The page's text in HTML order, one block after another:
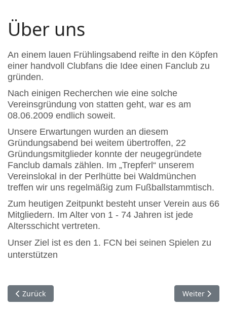
Über uns
An einem lauen Frühlingsabend reifte in den Köpfen
einer handvoll Clubfans die Idee einen Fanclub zu
gründen.
Nach einigen Recherchen wie eine solche
Vereinsgründung von statten geht, war es am
08.06.2009 endlich soweit.
Unsere Erwartungen wurden an diesem
Gründungsabend bei weitem übertroffen, 22
Gründungsmitglieder konnte der neugegründete
Fanclub damals zählen. Im „Trepferl“ unserem
Vereinslokal in der Perlhütte bei Waldmünchen
treffen wir uns regelmäßig zum Fußballstammtisch.
Zum heutigen Zeitpunkt besteht unser Verein aus 66
Mitgliedern. Im Alter von 1 - 74 Jahren ist jede
Altersschicht vertreten.
Unser Ziel ist es den 1. FCN bei seinen Spielen zu
unterstützen
Vorheriger Beitrag: Archiv
Zurück Nächster
Weiter